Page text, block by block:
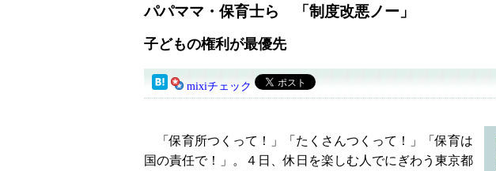
パパママ・保育士ら 「制度改悪ノー」
子どもの権利が最優先
mixiチェック
「保育所つくって！」「たくさんつくって！」「保育は
国の責任で！」。４日、休日を楽しむ人でにぎわう東京都